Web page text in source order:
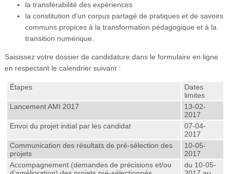
la transférabilité des expériences
la constitution d’un corpus partagé de pratiques et de savoirs
communs propices à la transformation pédagogique et à la
transition numérique.
Saisissez votre dossier de candidature dans le formulaire en ligne
en respectant le calendrier suivant :
Étapes
Dates
limites
Lancement AMI 2017
13-02-
2017
Envoi du projet initial par les candidat
07-04-
2017
Communication des résultats de pré-sélection des
projets
10-05-
2017
Accompagnement (demandes de précisions et/ou
du 10-05-